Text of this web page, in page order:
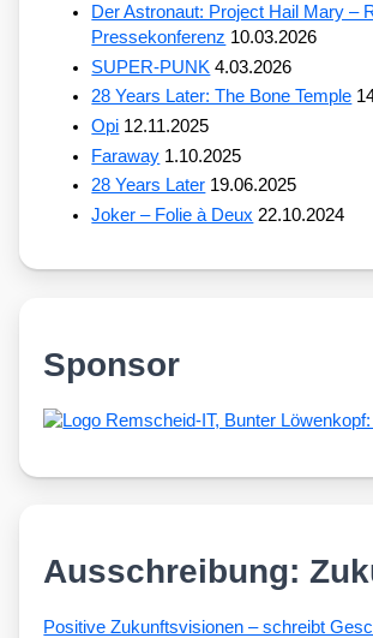
Der Astronaut: Project Hail Mary –
Pressekonferenz 10.03.2026
SUPER-PUNK 4.03.2026
28 Years Later: The Bone Temple
Opi 12.11.2025
Faraway 1.10.2025
28 Years Later 19.06.2025
Joker – Folie à Deux 22.10.2024
Sponsor
Ausschreibung:
Posi­ti­ve Zukunfts­vi­sio­nen – schreibt